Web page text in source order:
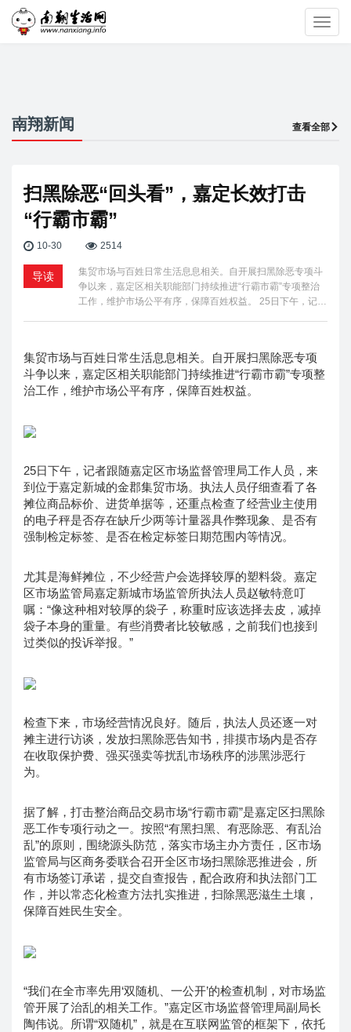
南翔新闻 查看全部
扫黑除恶“回头看”，嘉定长效打击
“行霸市霸”
10-30 2514
导读
集贸市场与百姓日常生活息息相关。自开展扫黑除恶专项斗
争以来，嘉定区相关职能部门持续推进“行霸市霸”专项整治
工作，维护市场公平有序，保障百姓权益。 25日下午，记…
集贸市场与百姓日常生活息息相关。自开展扫黑除恶专项
斗争以来，嘉定区相关职能部门持续推进“行霸市霸”专项整
治工作，维护市场公平有序，保障百姓权益。
25日下午，记者跟随嘉定区市场监督管理局工作人员，来
到位于嘉定新城的金郡集贸市场。执法人员仔细查看了各
摊位商品标价、进货单据等，还重点检查了经营业主使用
的电子秤是否存在缺斤少两等计量器具作弊现象、是否有
强制检定标签、是否在检定标签日期范围内等情况。
尤其是海鲜摊位，不少经营户会选择较厚的塑料袋。嘉定
区市场监管局嘉定新城市场监管所执法人员赵敏特意叮
嘱：“像这种相对较厚的袋子，称重时应该选择去皮，减掉
袋子本身的重量。有些消费者比较敏感，之前我们也接到
过类似的投诉举报。”
检查下来，市场经营情况良好。随后，执法人员还逐一对
摊主进行访谈，发放扫黑除恶告知书，排摸市场内是否存
在收取保护费、强买强卖等扰乱市场秩序的涉黑涉恶行
为。
据了解，打击整治商品交易市场“行霸市霸”是嘉定区扫黑除
恶工作专项行动之一。按照“有黑扫黑、有恶除恶、有乱治
乱”的原则，围绕源头防范，落实市场主办方责任，区市场
监管局与区商务委联合召开全区市场扫黑除恶推进会，所
有市场签订承诺，提交自查报告，配合政府和执法部门工
作，并以常态化检查方法扎实推进，扫除黑恶滋生土壤，
保障百姓民生安全。
“我们在全市率先用‘双随机、一公开’的检查机制，对市场监
管开展了治乱的相关工作。”嘉定区市场监督管理局副局长
陶伟说。所谓“双随机”，就是在互联网监管的框架下，依托